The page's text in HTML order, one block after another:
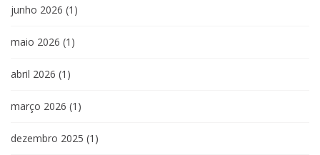
junho 2026 (1)
maio 2026 (1)
abril 2026 (1)
março 2026 (1)
dezembro 2025 (1)